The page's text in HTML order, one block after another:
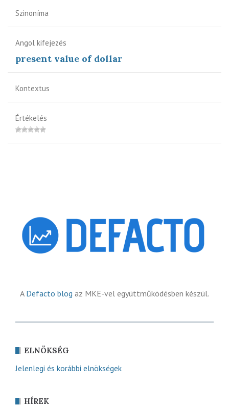
Szinoníma
Angol kifejezés
present value of dollar
Kontextus
Értékelés
A Defacto blog az MKE-vel együttműködésben készül.
ELNÖKSÉG
Jelenlegi és korábbi elnökségek
HÍREK